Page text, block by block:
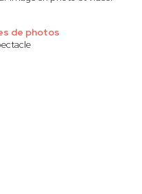
de photos